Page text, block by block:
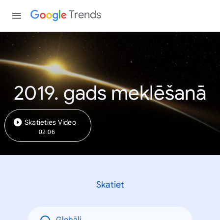
Trends
2019. gads meklēšanā
Skatieties Video
02:06
Skatiet